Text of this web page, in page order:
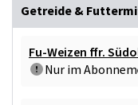
Getreide &
Fu-Weizen ffr.
Nur im